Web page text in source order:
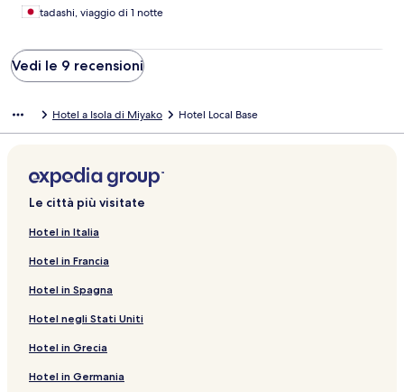
tadashi, viaggio di 1 notte
Vedi le 9 recensioni
Hotel a Isola di Miyako Hotel Local Base
Le città più visitate
Hotel in Italia
Hotel in Francia
Hotel in Spagna
Hotel negli Stati Uniti
Hotel in Grecia
Hotel in Germania